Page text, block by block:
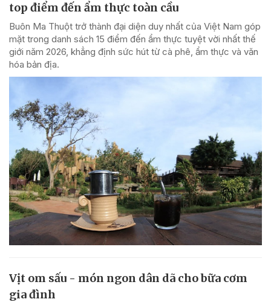
top điểm đến ẩm thực toàn cầu
Buôn Ma Thuột trở thành đại diện duy nhất của Việt Nam góp
mặt trong danh sách 15 điểm đến ẩm thực tuyệt vời nhất thế
giới năm 2026, khẳng định sức hút từ cà phê, ẩm thực và văn
hóa bản địa.
Vịt om sấu - món ngon dân dã cho bữa cơm
gia đình